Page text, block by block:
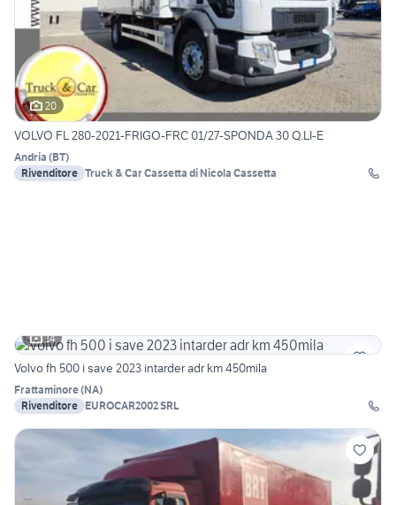
20
VOLVO FL 280-2021-FRIGO-FRC 01/27-SPONDA 30 Q.LI-E
Andria (BT)
Rivenditore Truck & Car Cassetta di Nicola Cassetta
14
Volvo fh 500 i save 2023 intarder adr km 450mila
Frattaminore(NA)
Rivenditore EUROCAR2002 SRL